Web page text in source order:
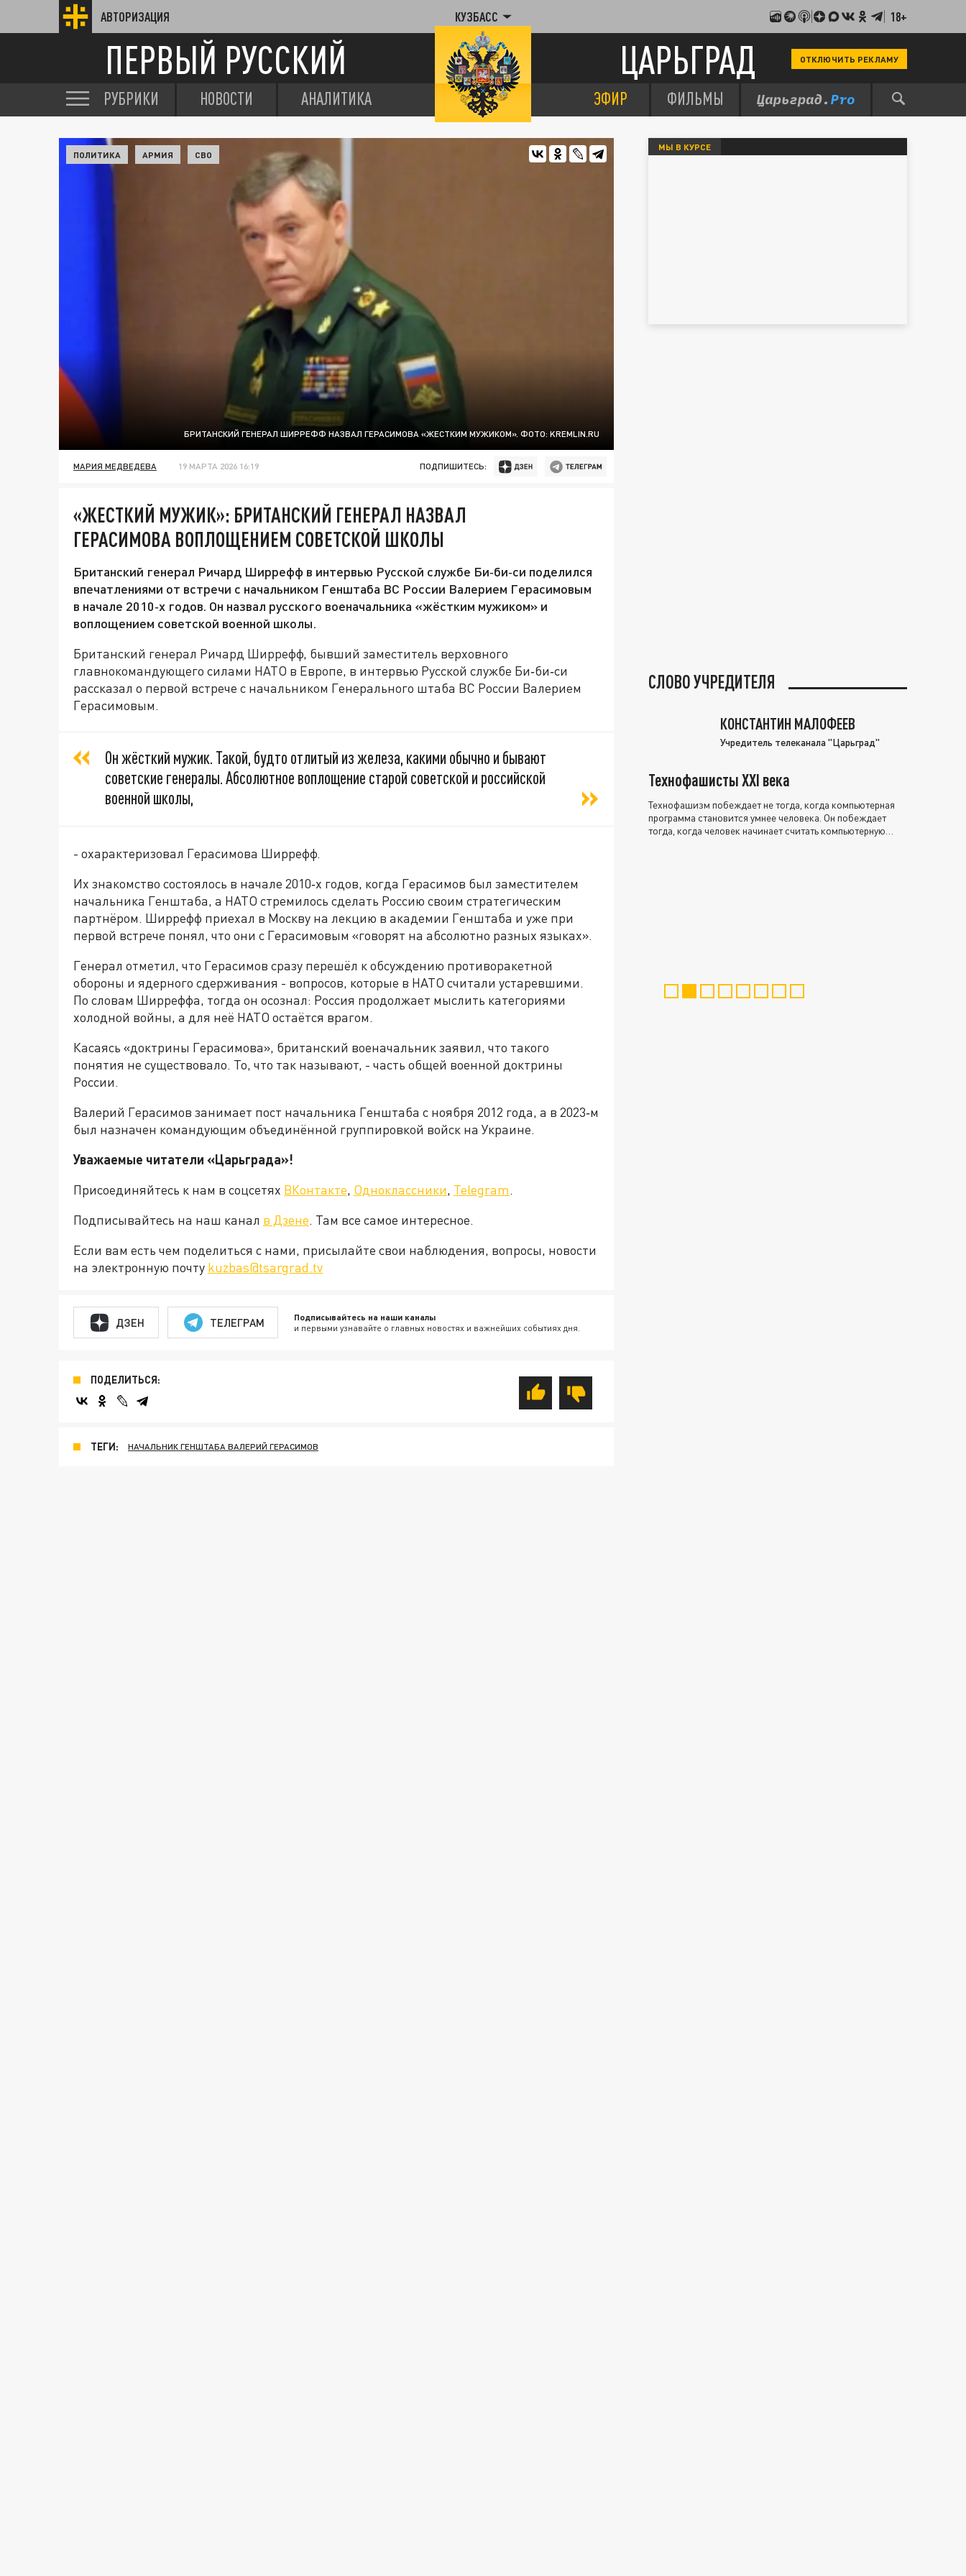
АВТОРИЗАЦИЯ КУЗБАСС 18+
ПЕРВЫЙ РУССКИЙ ЦАРЬГРАД ОТКЛЮЧИТЬ РЕКЛАМУ
РУБРИКИ НОВОСТИ АНАЛИТИКА ЭФИР ФИЛЬМЫ
БРИТАНСКИЙ ГЕНЕРАЛ ШИРРЕФФ НАЗВАЛ ГЕРАСИМОВА «ЖЕСТКИМ МУЖИКОМ». ФОТО: KREMLIN.RU
ПОЛИТИКА АРМИЯ СВО
МАРИЯ МЕДВЕДЕВА 19 МАРТА 2026 16:19 ПОДПИШИТЕСЬ:
«ЖЕСТКИЙ МУЖИК»: БРИТАНСКИЙ ГЕНЕРАЛ НАЗВАЛ
ГЕРАСИМОВА ВОПЛОЩЕНИЕМ СОВЕТСКОЙ ШКОЛЫ
Британский генерал Ричард Ширрефф в интервью Русской службе Би‑би‑си поделился
впечатлениями от встречи с начальником Генштаба ВС России Валерием Герасимовым
в начале 2010‑х годов. Он назвал русского военачальника «жёстким мужиком» и
воплощением советской военной школы.
Британский генерал Ричард Ширрефф, бывший заместитель верховного
главнокомандующего силами НАТО в Европе, в интервью Русской службе Би‑би‑си
рассказал о первой встрече с начальником Генерального штаба ВС России Валерием
Герасимовым.
Он жёсткий мужик. Такой, будто отлитый из железа, какими обычно и бывают
советские генералы. Абсолютное воплощение старой советской и российской
военной школы,
- охарактеризовал Герасимова Ширрефф.
Их знакомство состоялось в начале 2010‑х годов, когда Герасимов был заместителем
начальника Генштаба, а НАТО стремилось сделать Россию своим стратегическим
партнёром. Ширрефф приехал в Москву на лекцию в академии Генштаба и уже при
первой встрече понял, что они с Герасимовым «говорят на абсолютно разных языках».
Генерал отметил, что Герасимов сразу перешёл к обсуждению противоракетной
обороны и ядерного сдерживания - вопросов, которые в НАТО считали устаревшими.
По словам Ширреффа, тогда он осознал: Россия продолжает мыслить категориями
холодной войны, а для неё НАТО остаётся врагом.
Касаясь «доктрины Герасимова», британский военачальник заявил, что такого
понятия не существовало. То, что так называют, - часть общей военной доктрины
России.
Валерий Герасимов занимает пост начальника Генштаба с ноября 2012 года, а в 2023‑м
был назначен командующим объединённой группировкой войск на Украине.
Уважаемые читатели «Царьграда»!
Присоединяйтесь к нам в соцсетях ВКонтакте, Одноклассники, Telegram.
Подписывайтесь на наш канал в Дзене. Там все самое интересное.
Если вам есть чем поделиться с нами, присылайте свои наблюдения, вопросы, новости
на электронную почту kuzbas@tsargrad.tv
ДЗЕН ТЕЛЕГРАМ Подписывайтесь на наши каналы
и первыми узнавайте о главных новостях и важнейших событиях дня.
ПОДЕЛИТЬСЯ:
ТЕГИ: НАЧАЛЬНИК ГЕНШТАБА ВАЛЕРИЙ ГЕРАСИМОВ
МЫ В КУРСЕ
СЛОВО УЧРЕДИТЕЛЯ
КОНСТАНТИН МАЛОФЕЕВ
Учредитель телеканала "Царьград"
Технофашисты XXI века
Технофашизм побеждает не тогда, когда компьютерная
программа становится умнее человека. Он побеждает
тогда, когда человек начинает считать компьютерную